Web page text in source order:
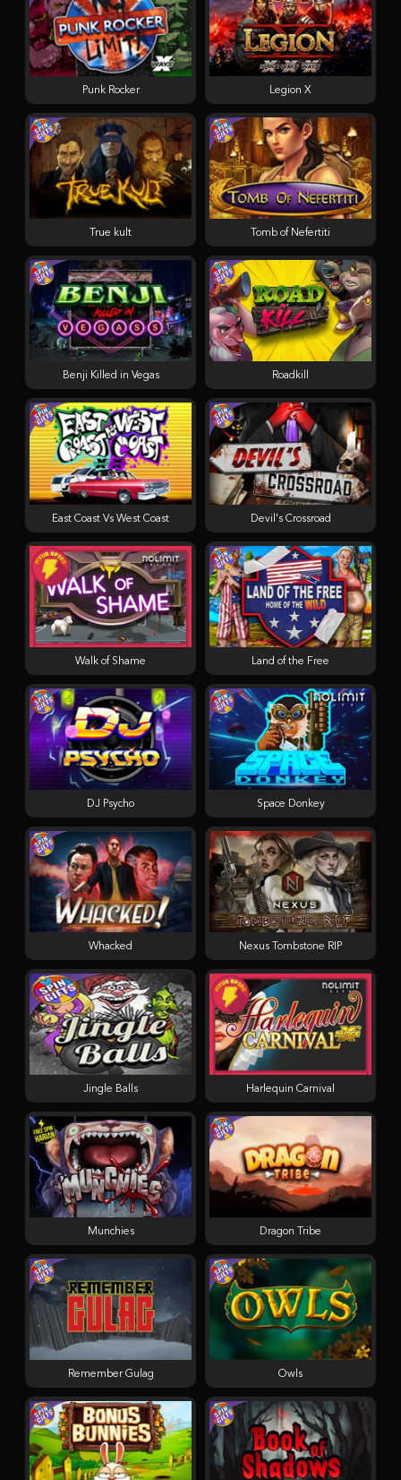
Munchies
Nexus Tombstone RIP
Roadkill
Space Donkey
Land of the Free
Benji Killed in Vegas
Devil's Crossroad
Tomb of Nefertiti
Dragon Tribe
Legion X
DJ Psycho
Owls
Punk Rocker
East Coast Vs West Coast
Whacked
Jingle Balls Harlequin Carnival
Walk of Shame
Remember Gulag
True kult